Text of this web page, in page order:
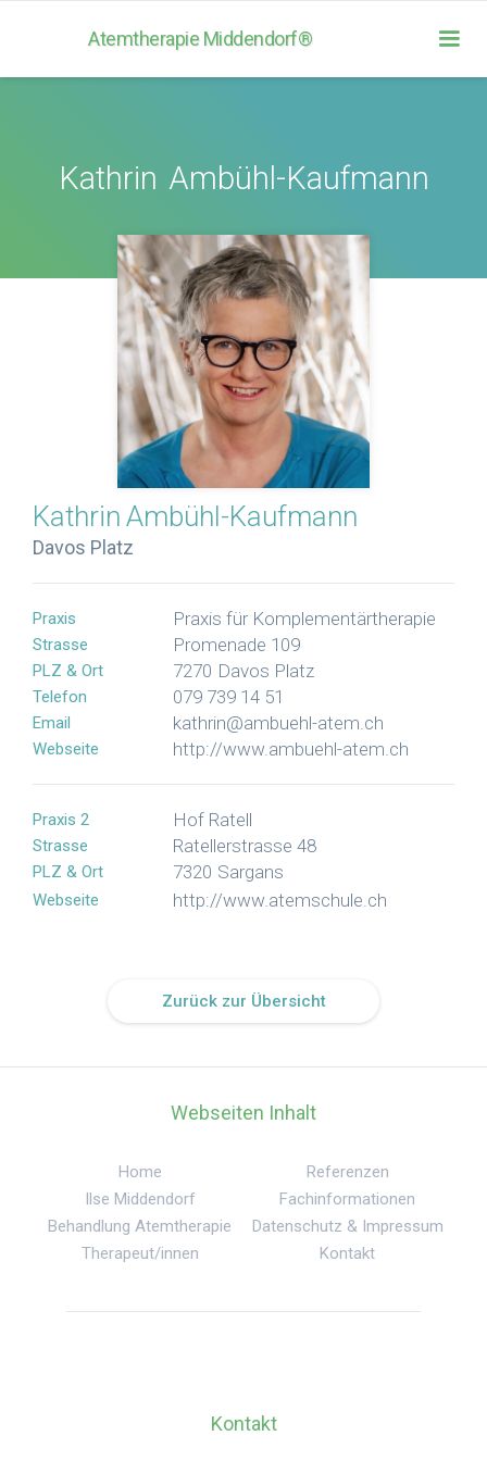
Atemtherapie Middendorf®
Kathrin Ambühl-Kaufmann
Kathrin Ambühl-Kaufmann
Davos Platz
Praxis Praxis für Komplementärtherapie
Strasse Promenade 109
PLZ & Ort 7270 Davos Platz
Telefon 079 739 14 51
Email kathrin@ambuehl-atem.ch
Webseite http://www.ambuehl-atem.ch
Praxis 2 Hof Ratell
Strasse Ratellerstrasse 48
PLZ & Ort 7320 Sargans
Webseite http://www.atemschule.ch
Zurück zur Übersicht
Webseiten Inhalt
Home
Ilse Middendorf
Behandlung Atemtherapie
Therapeut/innen
Referenzen
Fachinformationen
Datenschutz & Impressum
Kontakt
Kontakt